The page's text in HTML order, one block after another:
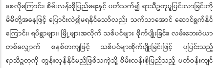
စေလိုကြောင်း၊ စိမ်းလန်းစိုပြည်ရေးနှင့် ပတ်သက်၍ ရာသီဥတုပူပြင်းလာခြင်းကို
မိမိတို့အနေဖြင့် ပြောင်းလဲ၍မရနိုင်သော်လည်း သက်သာအောင် ဆောင်ရွက်နိုင်
ကြောင်း၊ ရပ်ရွာများ၊ မြို့များအလိုက် သစ်ပင်များ စိုက်ပျိုးခြင်း၊ လမ်းဘေးဝဲယာ
တစ်လျှောက် စနစ်တကျဖြင့် သစ်ပင်များစိုက်ပျိုးခြင်းဖြင့် ပူပြင်းသည့်
ရာသီဥတုကို တွန်းလှန်နိုင်မည်ဖြစ်သကဲ့သို့ စိမ်းလန်းစိုပြည်သည့် ပတ်ဝန်းကျင်